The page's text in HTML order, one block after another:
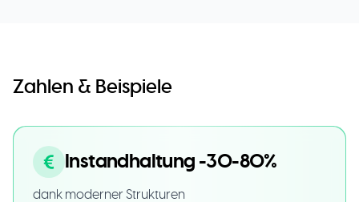
Zahlen & Beispiele
Instandhaltung -30-80%
dank moderner Strukturen